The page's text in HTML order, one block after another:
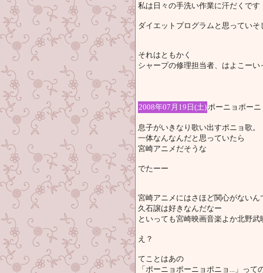
私は日々の手洗い作業に汗だくです
ダイエットプログラムと思っていそ
それはともかく
シャープの修理担当者、はよこーい
2008年07月19日(土)ポーニョポーニ
息子がいきなり歌い出すポニョ歌。
一体なんなんだと思っていたら
宮崎アニメだそうな
でたーー
宮崎アニメにはさほど関心がないん
久石譲は好きなんだなー
といっても宮崎映画音楽よか北野
え？
てことはあの
「ポーニョポーニョポニョ...」って